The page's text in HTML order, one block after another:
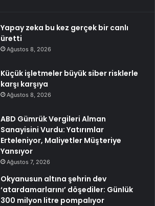
Yapay zeka bu kez gerçek bir canlı
üretti
Ağustos 8, 2026
Küçük işletmeler büyük siber risklerle
karşı karşıya
Ağustos 8, 2026
ABD Gümrük Vergileri Alman
Sanayisini Vurdu: Yatırımlar
Erteleniyor, Maliyetler Müşteriye
Yansıyor
Ağustos 7, 2026
Okyanusun altına şehrin dev
‘atardamarlarını’ döşediler: Günlük
300 milyon litre pompalıyor